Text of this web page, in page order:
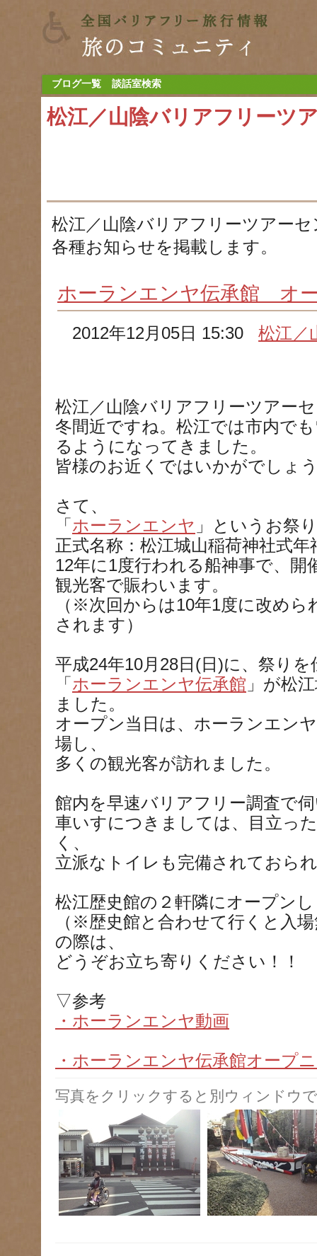
ブログ一覧 談話室検索
松江／山陰バリアフリーツ
松江／山陰バリアフリーツアー
各種お知らせを掲載します。
ホーランエンヤ伝承館 オ
2012年12月05日 15:30松江／
松江／山陰バリアフリーツアー
冬間近ですね。松江では市内で
るようになってきました。
皆様のお近くではいかがでしょ
さて、
「 ホーランエンヤ 」というお祭
正式名称： 松江城山稲荷神社式
12年に1度行われる船神事で、開
観光客で賑わいます。
（※次回からは10年1度に改めら
されます）
平成24年10月28日(日)に 、祭りを
「 ホーランエンヤ伝承館 」が松
ました。
オープン当日は、ホーランエン
場し、
多くの観光客が訪れました。
館内を早速バリアフリー調査で
車いすにつきましては、目立っ
く、
立派なトイレも完備されておら
松江歴史館の２軒隣にオープン
（※歴史館と合わせて行くと入
の際は、
どうぞお立ち寄りください！！
▽参考
・ホーランエンヤ動画
・ホーランエンヤ伝承館オープ
写真をクリックすると別ウィンドウ